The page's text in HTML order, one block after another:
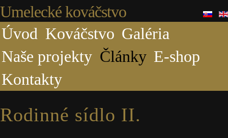
Umelecké kováčstvo
Úvod Kováčstvo Galéria
Naše projekty Články E-shop
Kontakty
Rodinné sídlo II.